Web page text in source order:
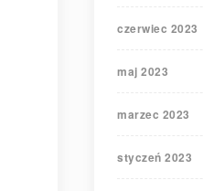
czerwiec 2023
maj 2023
marzec 2023
styczeń 2023